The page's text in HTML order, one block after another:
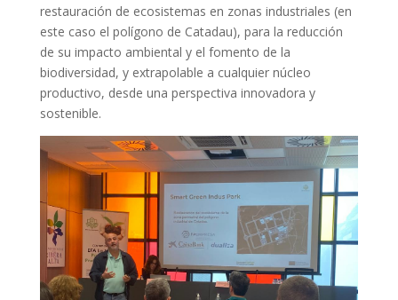
restauración de ecosistemas en zonas industriales (en
este caso el polígono de Catadau), para la reducción
de su impacto ambiental y el fomento de la
biodiversidad, y extrapolable a cualquier núcleo
productivo, desde una perspectiva innovadora y
sostenible.